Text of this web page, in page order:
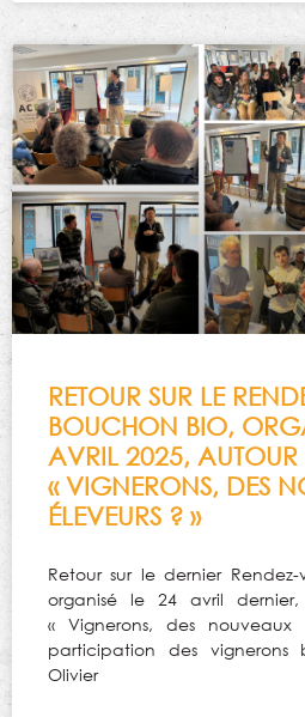
RETOUR SUR LE
BOUCHON BIO,
AVRIL 2025, AUTOUR
« VIGNERONS, DES
ÉLEVEURS ? »
Retour sur le dernier
organisé le 24 avril
« Vignerons, des
participation des vignerons
Olivier